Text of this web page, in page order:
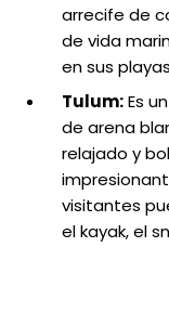
arrecife de
de vida
en sus
Tulum:Es
de arena
relajado y
visitantes
el kayak, el